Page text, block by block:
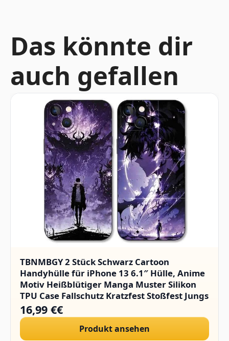
Das könnte dir
auch gefallen
TBNMBGY 2 Stück Schwarz Cartoon
Handyhülle für iPhone 13 6.1″ Hülle, Anime
Motiv Heißblütiger Manga Muster Silikon
TPU Case Fallschutz Kratzfest Stoßfest Jungs
Schutzhülle, Muster
16,99 €€
Produkt ansehen